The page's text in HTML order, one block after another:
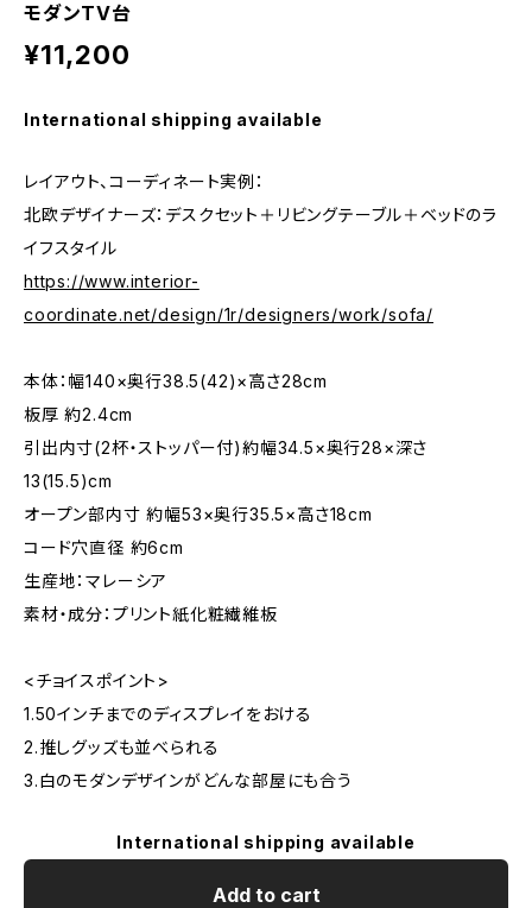
モダンTV台
¥11,200
International shipping available
レイアウト、コーディネート実例：
北欧デザイナーズ：デスクセット＋リビングテーブル＋ベッドのラ
イフスタイル
https://www.interior-
coordinate.net/design/1r/designers/work/sofa/
本体：幅140×奥行38.5(42)×高さ28cm
板厚 約2.4cm
引出内寸(2杯・ストッパー付)約幅34.5×奥行28×深さ
13(15.5)cm
オープン部内寸 約幅53×奥行35.5×高さ18cm
コード穴直径 約6cm
生産地：マレーシア
素材・成分：プリント紙化粧繊維板
<チョイスポイント>
1.50インチまでのディスプレイをおける
2.推しグッズも並べられる
3.白のモダンデザインがどんな部屋にも合う
International shipping available
Add to cart